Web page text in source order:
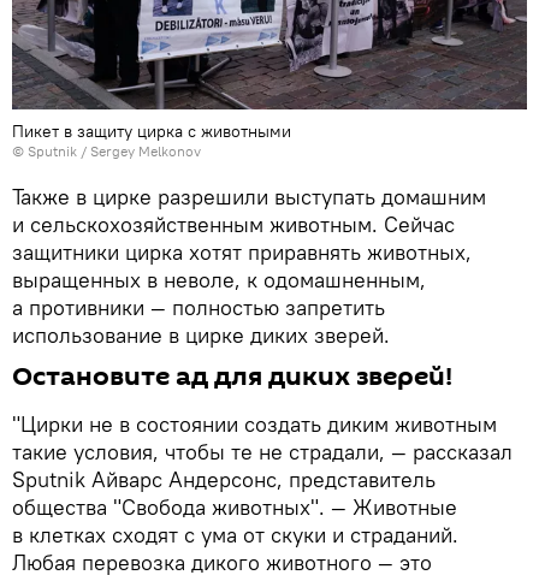
Пикет в защиту цирка с животными
© Sputnik / Sergey Melkonov
Также в цирке разрешили выступать домашним
и сельскохозяйственным животным. Сейчас
защитники цирка хотят приравнять животных,
выращенных в неволе, к одомашненным,
а противники — полностью запретить
использование в цирке диких зверей.
Остановите ад для диких зверей!
"Цирки не в состоянии создать диким животным
такие условия, чтобы те не страдали, — рассказал
Sputnik Айварс Андерсонс, представитель
общества "Свобода животных". — Животные
в клетках сходят с ума от скуки и страданий.
Любая перевозка дикого животного — это